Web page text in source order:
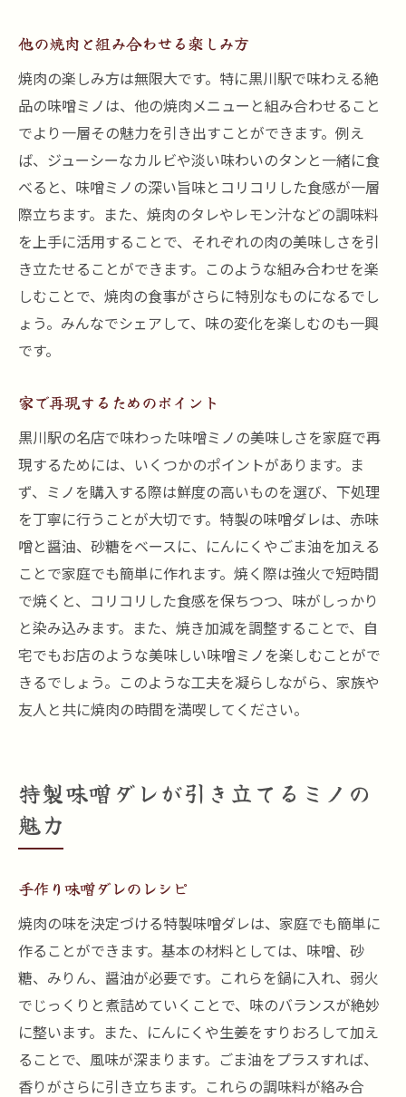
他の焼肉と組み合わせる楽しみ方
焼肉の楽しみ方は無限大です。特に黒川駅で味わえる絶
品の味噌ミノは、他の焼肉メニューと組み合わせること
でより一層その魅力を引き出すことができます。例え
ば、ジューシーなカルビや淡い味わいのタンと一緒に食
べると、味噌ミノの深い旨味とコリコリした食感が一層
際立ちます。また、焼肉のタレやレモン汁などの調味料
を上手に活用することで、それぞれの肉の美味しさを引
き立たせることができます。このような組み合わせを楽
しむことで、焼肉の食事がさらに特別なものになるでし
ょう。みんなでシェアして、味の変化を楽しむのも一興
です。
家で再現するためのポイント
黒川駅の名店で味わった味噌ミノの美味しさを家庭で再
現するためには、いくつかのポイントがあります。ま
ず、ミノを購入する際は鮮度の高いものを選び、下処理
を丁寧に行うことが大切です。特製の味噌ダレは、赤味
噌と醤油、砂糖をベースに、にんにくやごま油を加える
ことで家庭でも簡単に作れます。焼く際は強火で短時間
で焼くと、コリコリした食感を保ちつつ、味がしっかり
と染み込みます。また、焼き加減を調整することで、自
宅でもお店のような美味しい味噌ミノを楽しむことがで
きるでしょう。このような工夫を凝らしながら、家族や
友人と共に焼肉の時間を満喫してください。
特製味噌ダレが引き立てるミノの
魅力
手作り味噌ダレのレシピ
焼肉の味を決定づける特製味噌ダレは、家庭でも簡単に
作ることができます。基本の材料としては、味噌、砂
糖、みりん、醤油が必要です。これらを鍋に入れ、弱火
でじっくりと煮詰めていくことで、味のバランスが絶妙
に整います。また、にんにくや生姜をすりおろして加え
ることで、風味が深まります。ごま油をプラスすれば、
香りがさらに引き立ちます。これらの調味料が絡み合